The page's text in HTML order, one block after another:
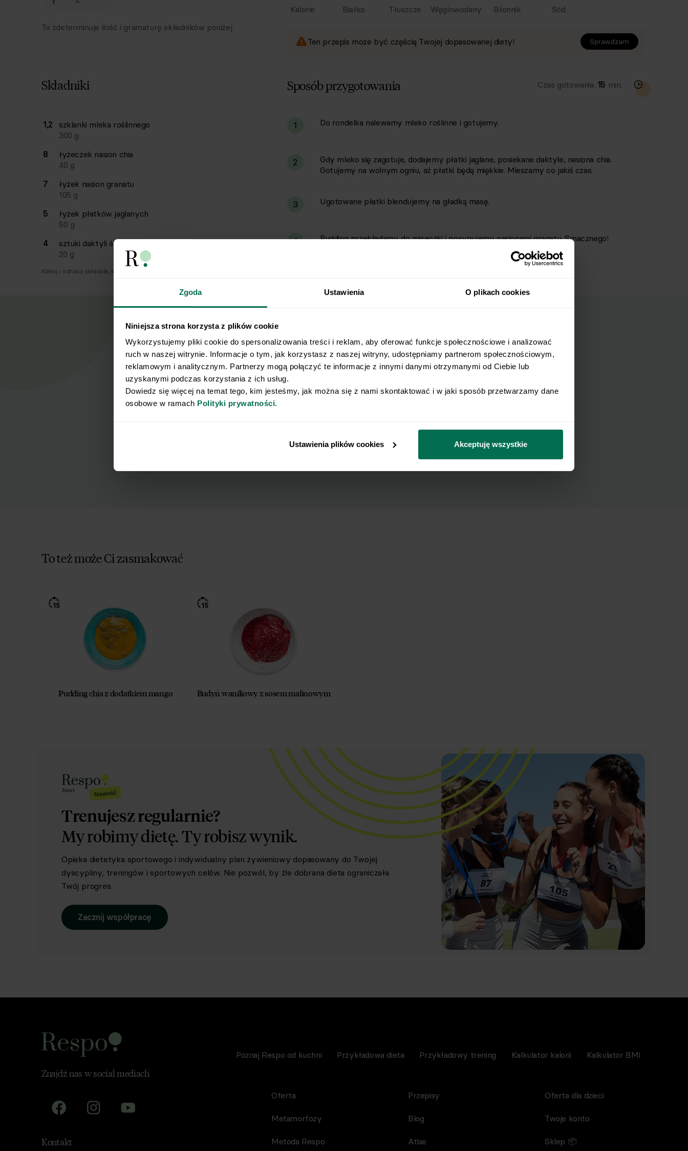
Zgoda Ustawienia O plikach cookies
Niniejsza strona korzysta z plików cookie
Wykorzystujemy pliki cookie do spersonalizowania treści i reklam, aby oferować funkcje społecznościowe i analizować
ruch w naszej witrynie. Informacje o tym, jak korzystasz z naszej witryny, udostępniamy partnerom społecznościowym,
reklamowym i analitycznym. Partnerzy mogą połączyć te informacje z innymi danymi otrzymanymi od Ciebie lub
uzyskanymi podczas korzystania z ich usług.
Dowiedz się więcej na temat tego, kim jesteśmy, jak można się z nami skontaktować i w jaki sposób przetwarzamy dane
osobowe w ramach Polityki prywatności.
Ustawienia plików cookies Akceptuję wszystkie
To zdeterminuje ilość i gramaturę składników poniżej.
Kalorie Białko Tłuszcze Węglowodany Błonnik Sód
Ten przepis może być częścią Twojej dopasowanej diety! Sprawdzam
Składniki
Lista składników przepisu z ilościami i wagami
IlośćSkładnik
1,2 szklanki mleka roślinnego
300 g
8
łyżeczek nasion chia
40 g
7
łyżek nasion granatu
105 g
5
łyżek płatków jaglanych
50 g
4
sztuki daktyli świeżych
20 g
Kliknij i odhacz składnik, który już masz.
Sposób przygotowania Czas gotowania: 15 min.
1 Do rondelka nalewamy mleko roślinne i gotujemy.
2
Gdy mleko się zagotuje, dodajemy płatki jaglane, posiekane daktyle, nasiona chia.
Gotujemy na wolnym ogniu, aż płatki będą miękkie. Mieszamy co jakiś czas.
3 Ugotowane płatki blendujemy na gładką masę.
4 Pudding przekładamy do miseczki i posypujemy nasionami granatu. Smacznego!
Wyślij przepis na e-mail
Nasze najlepsze przepisy, prosto na Twoja skrzynkę e-mail.
Zapisz się do naszego Newslettera
Imię
Wyrażam zgodę na przetwarzanie moich danych osobowych w celu otrzymywania Newslettera i
To też może Ci zasmakować
Pudding chia z dodatkiem mango Budyń waniliowy z sosem malinowym
Trenujesz regularnie?
My robimy dietę.Ty robisz wynik.
Opieka dietetyka sportowego i indywidualny plan żywieniowy dopasowany do Twojej
dyscypliny, treningów i sportowych celów. Nie pozwól, by źle dobrana dieta ograniczała
Twój progres.
Zacznij współpracę
Poznaj Respo od kuchni Przykładowa dieta Przykładowy trening Kalkulator kalorii Kalkulator BMI
Znajdź nas w social mediach
Kontakt
Oferta
Metamorfozy
Metoda Respo
Przepisy
Blog
Atlas
Oferta dla dzieci
Twoje konto
Sklep 📦